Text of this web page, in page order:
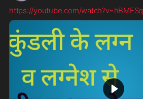
https://youtube.com/watch?v=hBMESq